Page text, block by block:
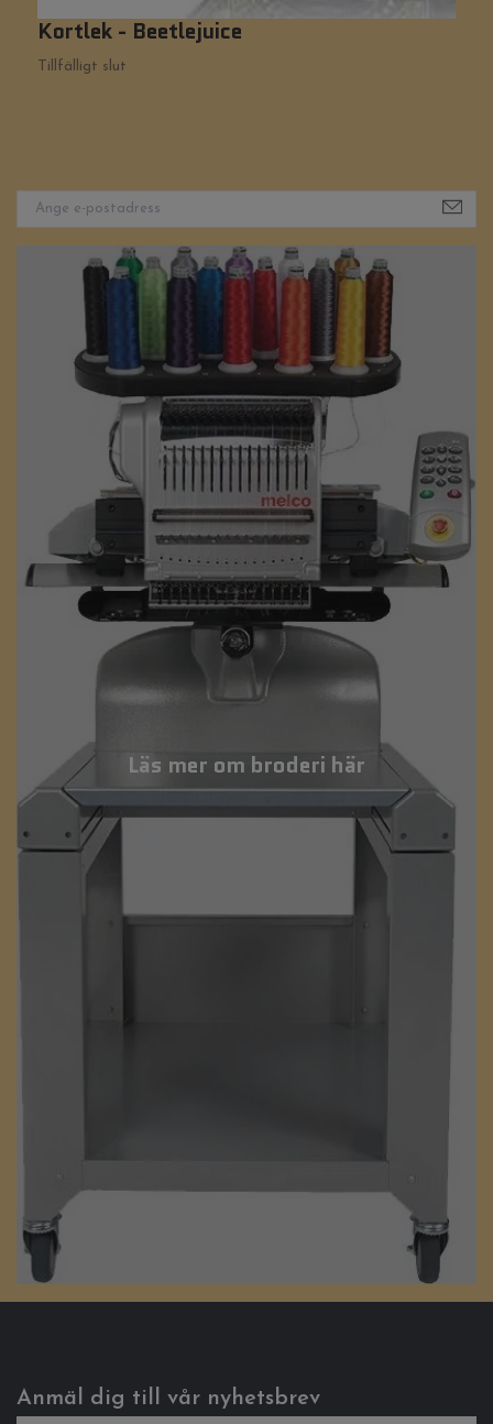
Läs mer om broderi här
Kortlek - Beetlejuice
Tillfälligt slut
Anmäl dig till vår nyhetsbrev